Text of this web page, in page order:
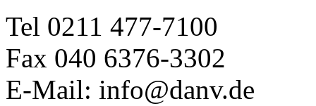
Tel 0211 477-7100
Fax 040 6376-3302
E-Mail: info@danv.de